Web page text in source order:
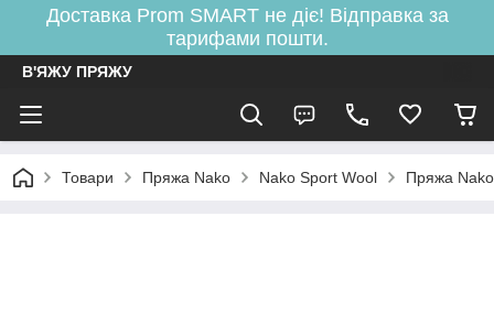
Доставка Prom SMART не діє! Відправка за
тарифами пошти.
В'ЯЖУ ПРЯЖУ
Товари Пряжа Nako Nako Sport Wool Пряжа